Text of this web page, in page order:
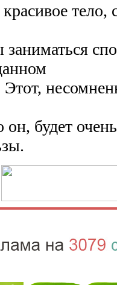
заниматься
Этот,
будет